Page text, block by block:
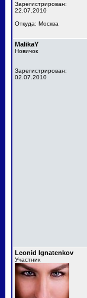
Зарегистрирован:
22.07.2010
Откуда: Москва
MalikaY
Новичок
Зарегистрирован:
02.07.2010
Leonid Ignatenkov
Участник